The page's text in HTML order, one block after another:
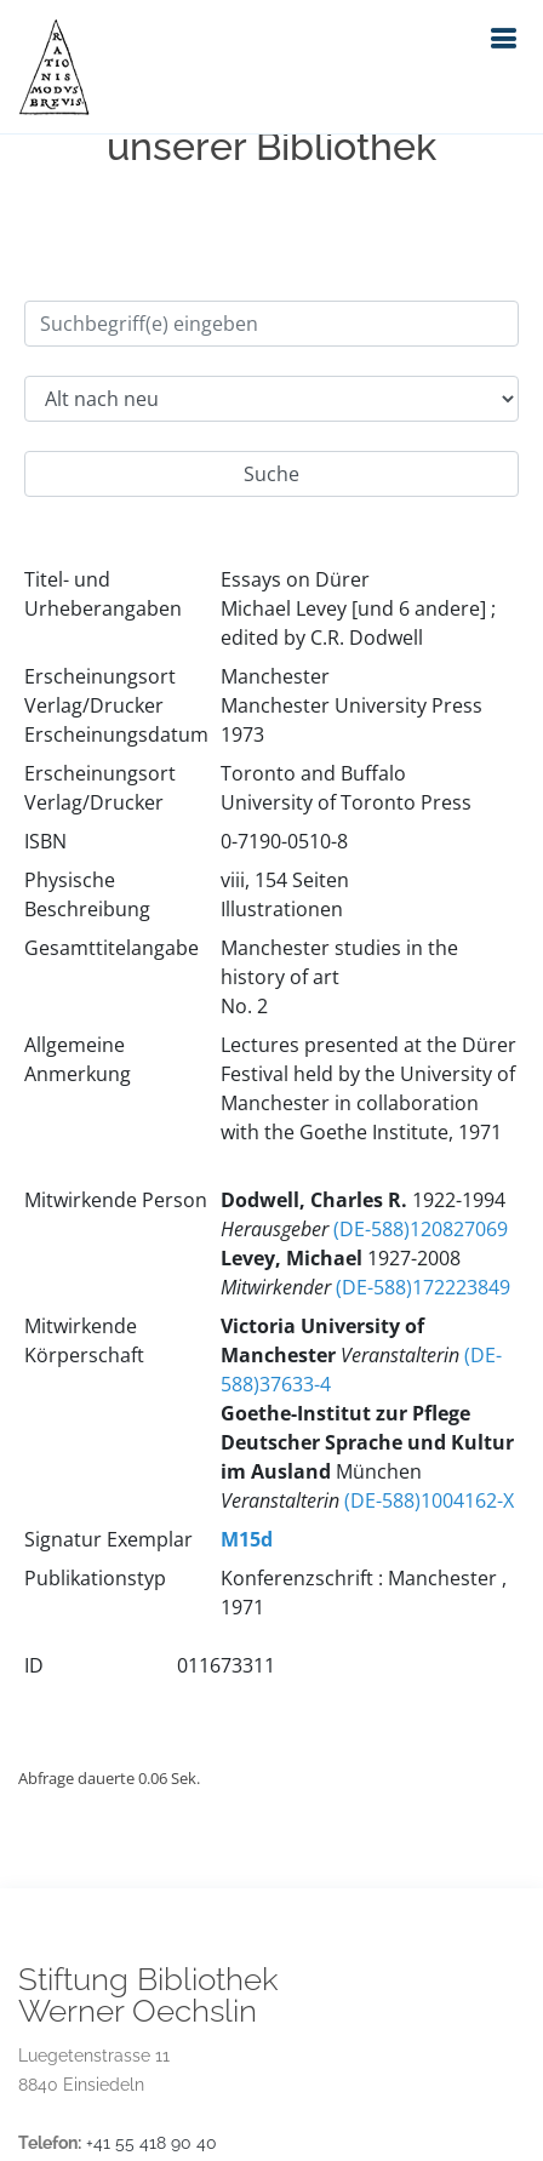
Einfache Suche im Bestand
unserer Bibliothek
Titel- und
Urheberangaben
Essays on Dürer
Michael Levey [und 6 andere] ;
edited by C.R. Dodwell
Erscheinungsort
Verlag/Drucker
Erscheinungsdatum
Manchester
Manchester University Press
1973
Erscheinungsort
Verlag/Drucker
Toronto and Buffalo
University of Toronto Press
ISBN
0-7190-0510-8
Physische
Beschreibung
viii, 154 Seiten
Illustrationen
Gesamttitelangabe
Manchester studies in the
history of art
No. 2
Allgemeine
Anmerkung
Lectures presented at the Dürer
Festival held by the University of
Manchester in collaboration
with the Goethe Institute, 1971
Mitwirkende Person Dodwell, Charles R. 1922-1994
Herausgeber(DE-588)120827069
Levey, Michael 1927-2008
Mitwirkender(DE-588)172223849
Mitwirkende
Körperschaft
Victoria University of
Manchester Veranstalterin(DE-
588)37633-4
Goethe-Institut zur Pflege
Deutscher Sprache und Kultur
im Ausland München
Veranstalterin(DE-588)1004162-X
Signatur Exemplar
M15d
Publikationstyp
Konferenzschrift : Manchester ,
1971
ID 011673311
Abfrage dauerte 0.06 Sek.
Stiftung Bibliothek
Werner Oechslin
Luegetenstrasse 11
8840 Einsiedeln
Telefon: +41 55 418 90 40